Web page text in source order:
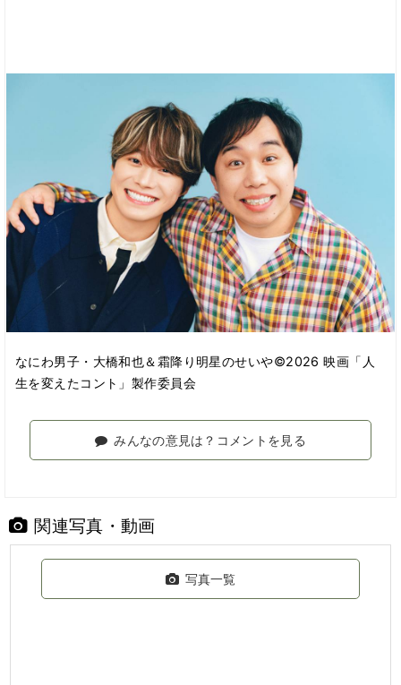
なにわ男子・大橋和也＆霜降り明星のせいや©2026 映画「人
生を変えたコント」製作委員会
みんなの意見は？コメントを見る
関連写真・動画
写真一覧